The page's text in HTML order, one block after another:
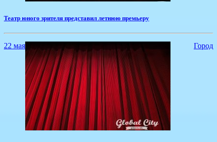
​Театр юного зрителя представил летнюю премьеру
22 мая Город